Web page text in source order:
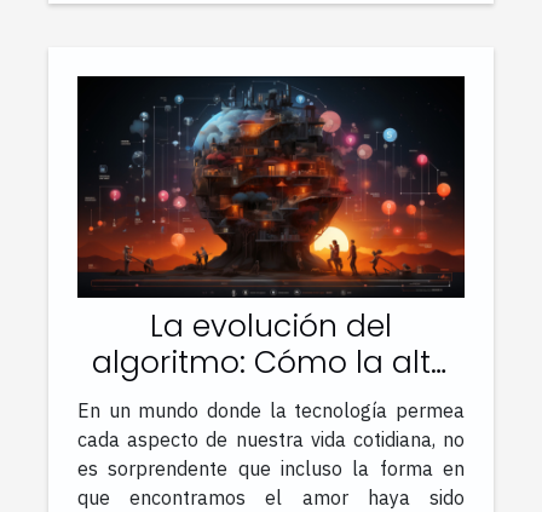
La evolución del
algoritmo: Cómo la alta
tecnología está
cambiando las reglas del
amor en línea
En un mundo donde la tecnología permea
cada aspecto de nuestra vida cotidiana, no
es sorprendente que incluso la forma en
que encontramos el amor haya sido